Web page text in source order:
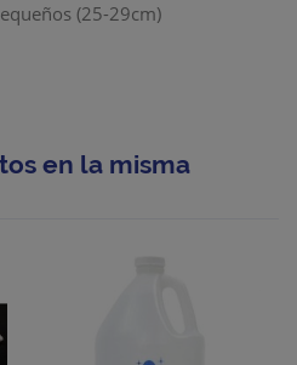
(25-29cm)
en la misma